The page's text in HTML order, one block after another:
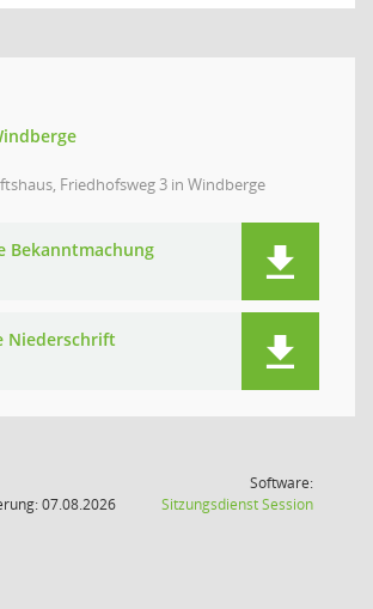
Friedhofsweg 3 in Windberge
Bekanntmachung
Niederschrift
07.08.2026
Software:
SitzungsdienstSession(Wird in